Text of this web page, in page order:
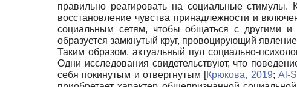
правильно реагировать на социальные стимулы.
восстановление чувства принадлежности и
социальным сетям, чтобы общаться с другими
образуется замкнутый круг, провоцирующий
Таким образом, актуальный пул социально-
Одни исследования свидетельствуют, что
себя покинутым и отвергнутым [Крюкова, 2019;Al-